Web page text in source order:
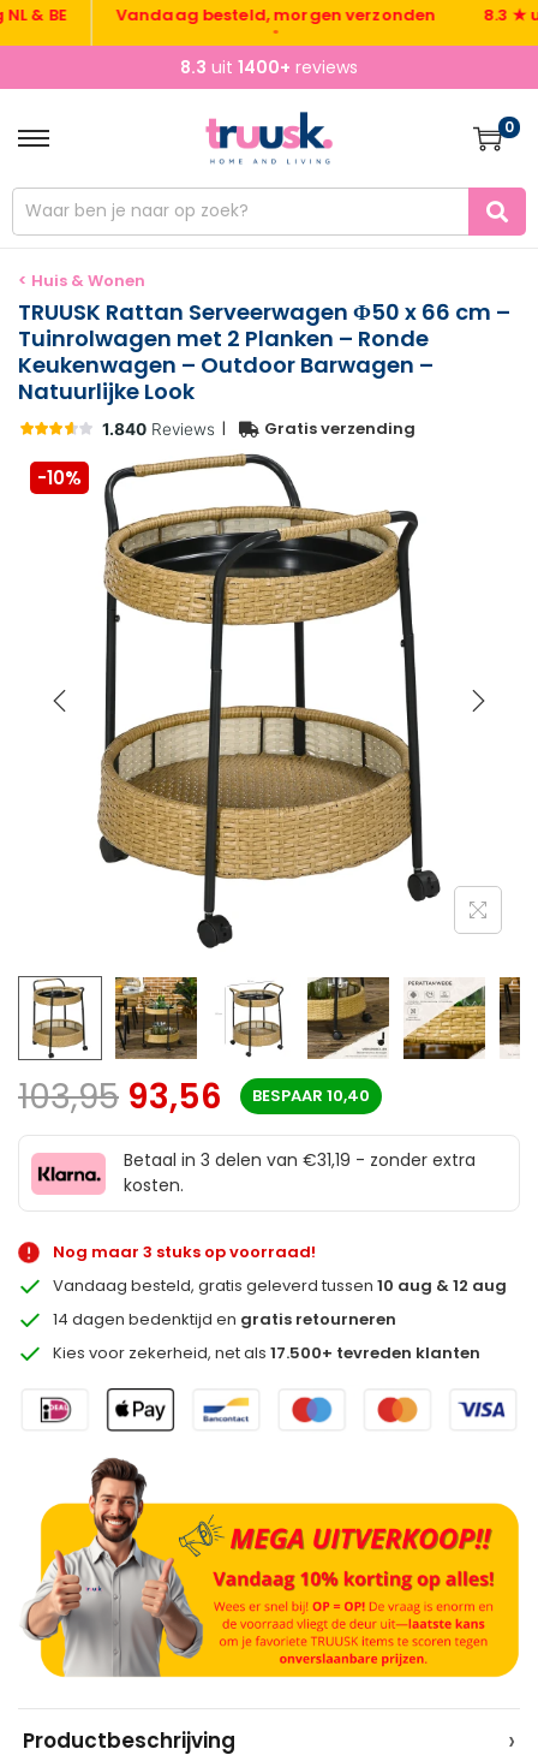
Vandaag besteld, morgen verzonden 8.3 ★ uit
8.3 uit 1400+ reviews
0
< Huis & Wonen
TRUUSK Rattan Serveerwagen Φ50 x 66 cm –
Tuinrolwagen met 2 Planken – Ronde
Keukenwagen – Outdoor Barwagen –
Natuurlijke Look
| Gratis verzending
-10%
103,95 93,56 BESPAAR 10,40
Betaal in 3 delen van €31,19 - zonder extra
kosten.
Nog maar 3 stuks op voorraad!
Vandaag besteld, gratis geleverd tussen10 aug & 12 aug
14 dagen bedenktijd en gratis retourneren
Kies voor zekerheid, net als17.500+ tevreden klanten
Productbeschrijving ›